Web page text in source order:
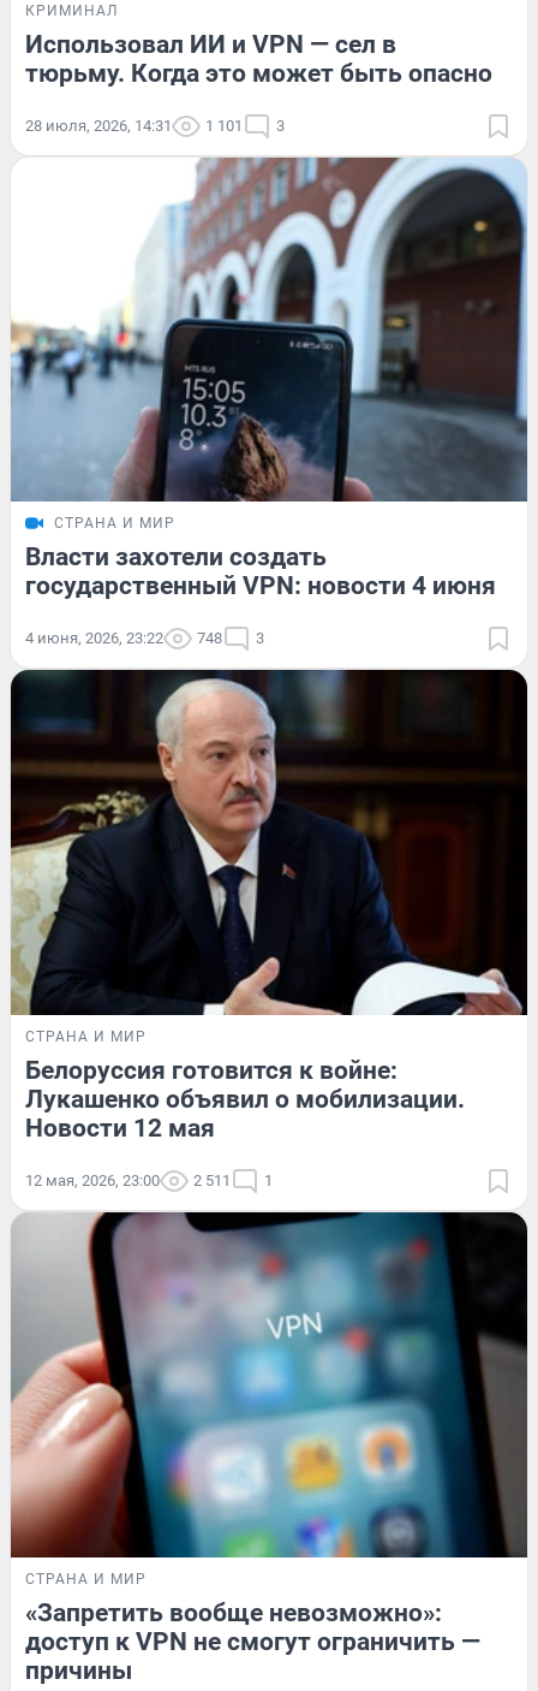
КРИМИНАЛ
Использовал ИИ и VPN — сел в
тюрьму. Когда это может быть опасно
28 июля, 2026, 14:31 1 101 3
СТРАНА И МИР
Власти захотели создать
государственный VPN: новости 4 июня
4 июня, 2026, 23:22 748 3
СТРАНА И МИР
Белоруссия готовится к войне:
Лукашенко объявил о мобилизации.
Новости 12 мая
12 мая, 2026, 23:00 2 511 1
СТРАНА И МИР
«Запретить вообще невозможно»:
доступ к VPN не смогут ограничить —
причины